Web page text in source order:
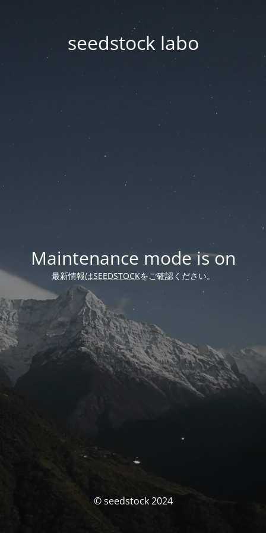
seedstock labo
Maintenance mode is on
最新情報はSEEDSTOCKをご確認ください。
© seedstock 2024